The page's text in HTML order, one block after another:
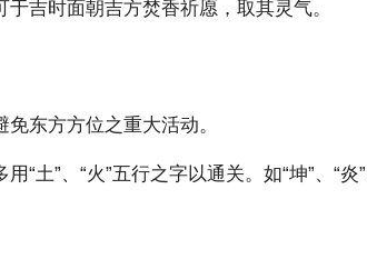
吉时面朝吉方焚香祈愿，取其灵气。
东方方位之重大活动。
“土”、“火”五行之字以通关。如“坤”、“